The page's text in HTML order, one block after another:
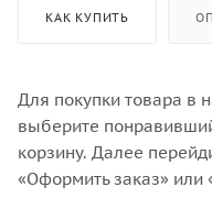
КАК КУПИТЬ
Для покупки товара в
выберите
корзину. Далее
«Оформить заказ» или